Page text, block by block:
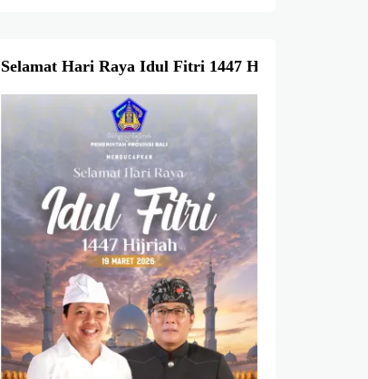
Selamat Hari Raya Idul Fitri 1447 Hijriah